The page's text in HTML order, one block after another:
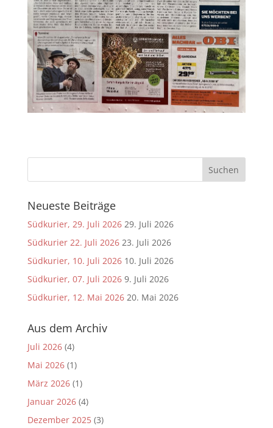
Neueste Beiträge
Südkurier, 29. Juli 2026 29. Juli 2026
Südkurier 22. Juli 2026 23. Juli 2026
Südkurier, 10. Juli 2026 10. Juli 2026
Südkurier, 07. Juli 2026 9. Juli 2026
Südkurier, 12. Mai 2026 20. Mai 2026
Aus dem Archiv
Juli 2026(4)
Mai 2026(1)
März 2026(1)
Januar 2026(4)
Dezember 2025(3)